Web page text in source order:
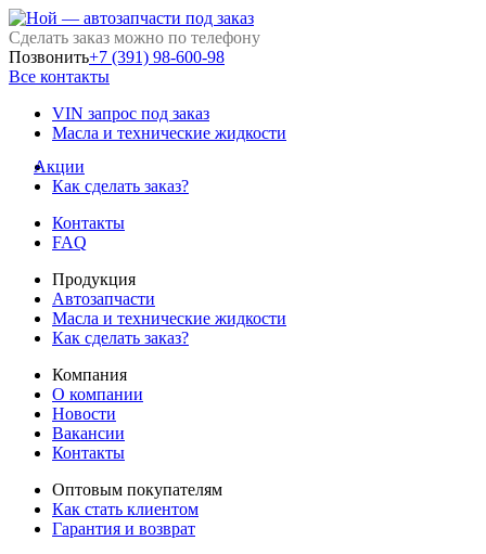
Сделать заказ можно по телефону
Позвонить+7 (391) 98-600-98
Все контакты
VIN запрос под заказ
Масла и технические жидкости
Акции
Как сделать заказ?
Контакты
FAQ
Продукция
Автозапчасти
Масла и технические жидкости
Как сделать заказ?
Компания
О компании
Новости
Вакансии
Контакты
Оптовым покупателям
Как стать клиентом
Гарантия и возврат